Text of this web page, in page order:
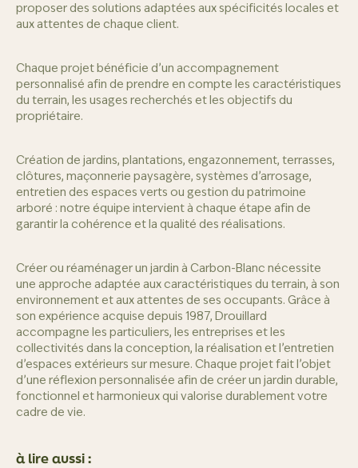
proposer des solutions adaptées aux spécificités locales et
aux attentes de chaque client.
Chaque projet bénéficie d’un accompagnement
personnalisé afin de prendre en compte les caractéristiques
du terrain, les usages recherchés et les objectifs du
propriétaire.
Création de jardins, plantations, engazonnement, terrasses,
clôtures, maçonnerie paysagère, systèmes d’arrosage,
entretien des espaces verts ou gestion du patrimoine
arboré : notre équipe intervient à chaque étape afin de
garantir la cohérence et la qualité des réalisations.
Créer ou réaménager un jardin à Carbon-Blanc nécessite
une approche adaptée aux caractéristiques du terrain, à son
environnement et aux attentes de ses occupants. Grâce à
son expérience acquise depuis 1987, Drouillard
accompagne les particuliers, les entreprises et les
collectivités dans la conception, la réalisation et l’entretien
d’espaces extérieurs sur mesure. Chaque projet fait l’objet
d’une réflexion personnalisée afin de créer un jardin durable,
fonctionnel et harmonieux qui valorise durablement votre
cadre de vie.
à lire aussi :